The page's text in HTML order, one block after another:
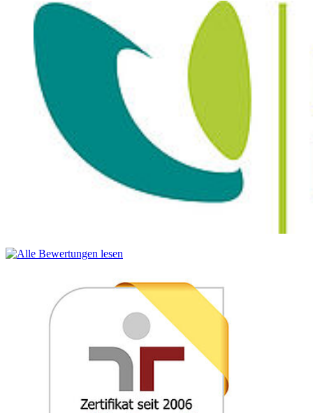
und Anwendung elektrischer und magnetischer Felder vermittelt:
- Berechnung linearer Stromkreise bei sinusförmiger Erregung,
komplexe Rechnung, Zeigerbilder
- Einblicke in Transformatoren, Zweipolschaltungen,
Mehrphasensysteme
- praktische Versuche zur Induktivität, Kapazität und Schaltungen
im Wechselstromkreis
Fächercode: ETB2300
Umfang: 6 SWS / 7 ECTS
Grundlagen der Elektronik
- praktische Versuche im Aufbau, Inbetriebnahme und
messtechnische Verifizierung von Schaltungen
Signalübertragung, Verstärker- und Stabilisierungsschaltungen,
- Teamarbeit zur Lösung einfacher Aufgabenstellungen
Technisches Englisch